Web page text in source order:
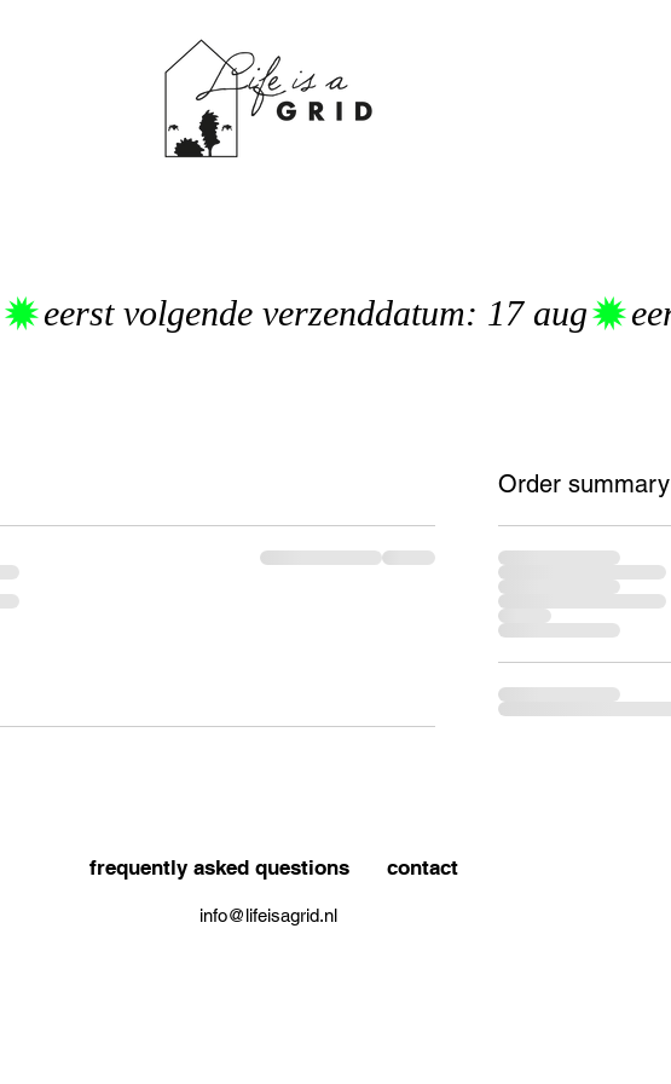
Order summary
frequently asked questions contact
info@lifeisagrid.nl